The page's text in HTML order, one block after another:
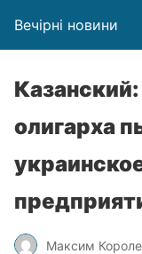
Вечірні новини
олигарха
Максим